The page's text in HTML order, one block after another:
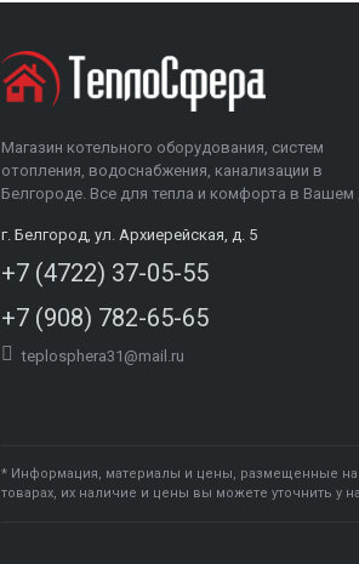
Магазин котельного оборудования, систем
отопления, водоснабжения, канализации в
Белгороде. Все для тепла и комфорта в Вашем
г. Белгород, ул. Архиерейская, д. 5
+7 (4722) 37-05-55
+7 (908) 782-65-65
teplosphera31@mail.ru
* Информация, материалы и цены, размещенные на
товарах, их наличие и цены вы можете уточнить у